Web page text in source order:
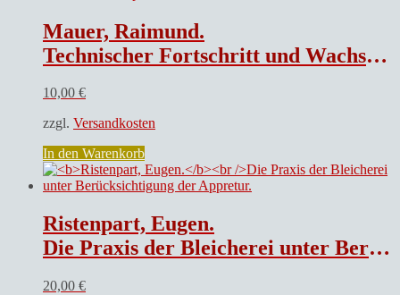
Mauer, Raimund.
Technischer Fortschritt und Wachstumsprobleme der Textilindustrie.
10,00 €
zzgl. Versandkosten
In den Warenkorb
Ristenpart, Eugen.
Die Praxis der Bleicherei unter Berücksichtigung der Appretur.
20,00 €